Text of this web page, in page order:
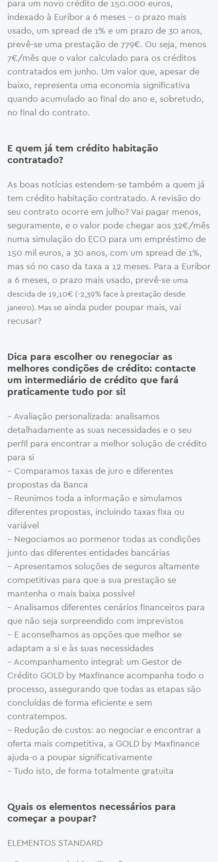
para um novo crédito de 150.000 euros,
indexado à Euribor a 6 meses – o prazo mais
usado, um spread de 1% e um prazo de 30 anos,
prevê-se uma prestação de 779€. Ou seja, menos
7€/mês que o valor calculado para os créditos
contratados em junho. Um valor que, apesar de
baixo, representa uma economia significativa
quando acumulado ao final do ano e, sobretudo,
no final do contrato.
E quem já tem crédito habitação
contratado?
As boas notícias estendem-se também a quem já
tem crédito habitação contratado. A revisão do
seu contrato ocorre em julho? Vai pagar menos,
seguramente, e o valor pode chegar aos 32€/mês
numa simulação do ECO para um empréstimo de
150 mil euros, a 30 anos, com um spread de 1%,
mas só no caso da taxa a 12 meses. Para a Euribor
a 6 meses, o prazo mais usado, prevê-se uma
descida de 19,10€ (-2,39% face à prestação desde
janeiro). Mas se ainda puder poupar mais, vai
recusar?
Dica para escolher ou renegociar as
melhores condições de crédito: contacte
um intermediário de crédito que fará
praticamente tudo por si!
– Avaliação personalizada: analisamos
detalhadamente as suas necessidades e o seu
perfil para encontrar a melhor solução de crédito
para si
– Comparamos taxas de juro e diferentes
propostas da Banca
– Reunimos toda a informação e simulamos
diferentes propostas, incluindo taxas fixa ou
variável
– Negociamos ao pormenor todas as condições
junto das diferentes entidades bancárias
– Apresentamos soluções de seguros altamente
competitivas para que a sua prestação se
mantenha o mais baixa possível
– Analisamos diferentes cenários financeiros para
que não seja surpreendido com imprevistos
– E aconselhamos as opções que melhor se
adaptam a si e às suas necessidades
– Acompanhamento integral: um Gestor de
Crédito GOLD by Maxfinance acompanha todo o
processo, assegurando que todas as etapas são
concluídas de forma eficiente e sem
contratempos.
– Redução de custos: ao negociar e encontrar a
oferta mais competitiva, a GOLD by Maxfinance
ajuda-o a poupar significativamente
– Tudo isto, de forma totalmente gratuita
Quais os elementos necessários para
começar a poupar?
ELEMENTOS STANDARD